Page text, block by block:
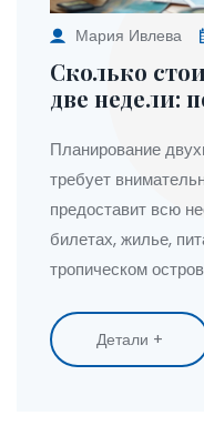
Мария Ивлева
Сколько
две недели:
Планирование
требует
предоставит всю
билетах, жилье,
тропическом
расскажем, как
комфортной и
Детали +